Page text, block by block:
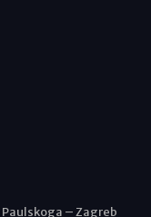
– Zagreb